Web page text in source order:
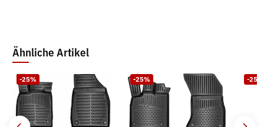
Ähnliche Artikel
-25% -25% -25%